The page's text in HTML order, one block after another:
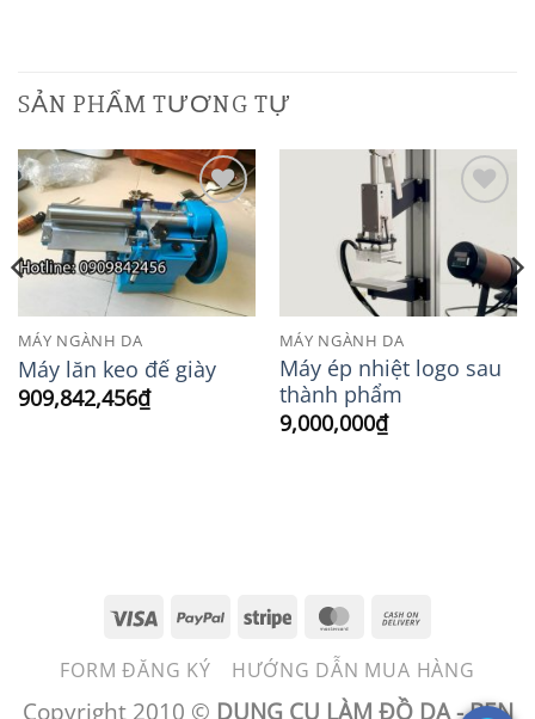
SẢN PHẨM TƯƠNG TỰ
Add to
Wishlist
MÁY NGÀNH DA
Máy lăn keo đế giày
909,842,456₫
Wishlist
MÁY NGÀNH DA
Máy ép nhiệt logo sau
thành phẩm
9,000,000₫
Visa PayPalStripe MasterCard
Delivery
FORM ĐĂNG KÝ HƯỚNG DẪN MUA HÀNG
Copyright 2010 © DỤNG CỤ LÀM ĐỒ DA - BEN